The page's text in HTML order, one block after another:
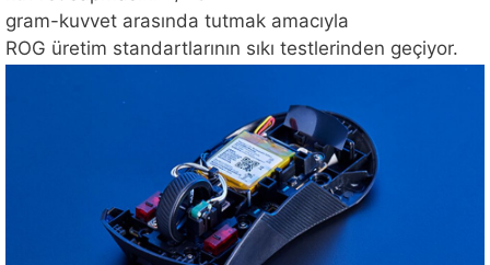
gram-kuvvet arasında tutmak amacıyla
ROG üretim standartlarının sıkı testlerinden geçiyor.